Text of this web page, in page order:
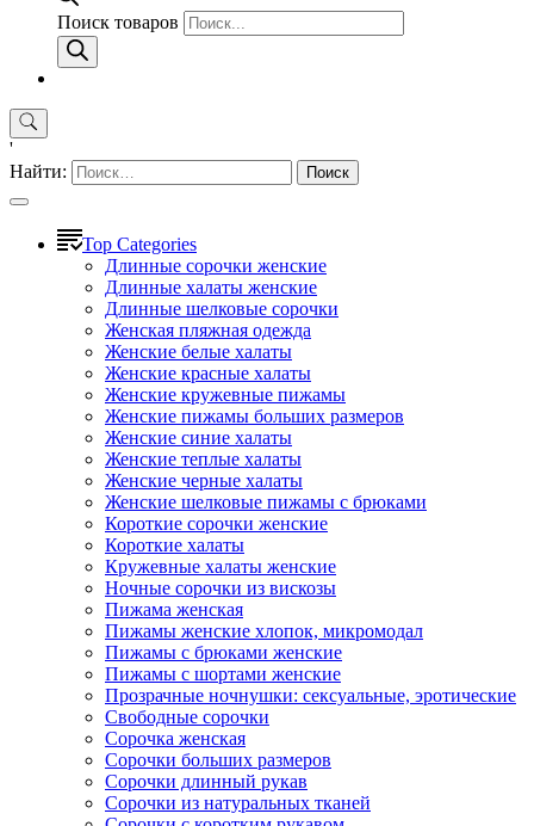
Поиск товаров
'
Найти:
Top Categories
Длинные сорочки женские
Длинные халаты женские
Длинные шелковые сорочки
Женская пляжная одежда
Женские белые халаты
Женские красные халаты
Женские кружевные пижамы
Женские пижамы больших размеров
Женские синие халаты
Женские теплые халаты
Женские черные халаты
Женские шелковые пижамы с брюками
Короткие сорочки женские
Короткие халаты
Кружевные халаты женские
Ночные сорочки из вискозы
Пижама женская
Пижамы женские хлопок, микромодал
Пижамы с брюками женские
Пижамы с шортами женские
Прозрачные ночнушки: сексуальные, эротические
Свободные сорочки
Сорочка женская
Сорочки больших размеров
Сорочки длинный рукав
Сорочки из натуральных тканей